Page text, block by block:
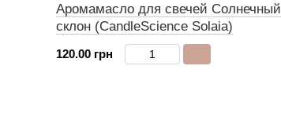
Аромамасло для свечей Солнечный
склон (CandleScience Solaia)
120.00 грн